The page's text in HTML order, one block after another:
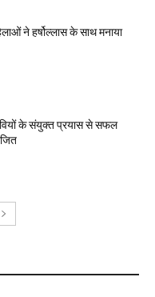
ने हर्षोल्लास के साथ मनाया
के संयुक्त प्रयास से सफल